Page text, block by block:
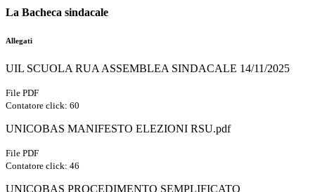
La Bacheca sindacale
Allegati
UIL SCUOLA RUA ASSEMBLEA SINDACALE 14/11/2025
File PDF
Contatore click: 60
UNICOBAS MANIFESTO ELEZIONI RSU.pdf
File PDF
Contatore click: 46
UNICOBAS PROCEDIMENTO SEMPLIFICATO